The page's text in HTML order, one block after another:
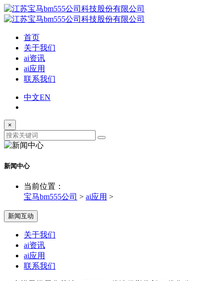
首页
关于我们
ai资讯
ai应用
联系我们
中文EN
×
新闻中心
当前位置：
宝马bm555公司 > ai应用 >
新闻互动
关于我们
ai资讯
ai应用
联系我们